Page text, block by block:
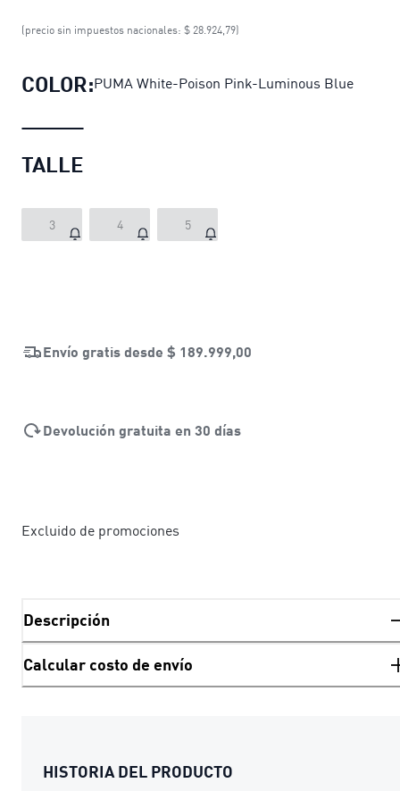
Pelota de fútbol Prestige
(precio sin impuestos nacionales: $ 28.924,79)
COLOR:PUMA White-Poison Pink-Luminous Blue
TALLE
3 4 5
Envío gratis desde $ 189.999,00
Devolución gratuita en 30 días
Excluido de promociones
Descripción
Calcular costo de envío
HISTORIA DEL PRODUCTO